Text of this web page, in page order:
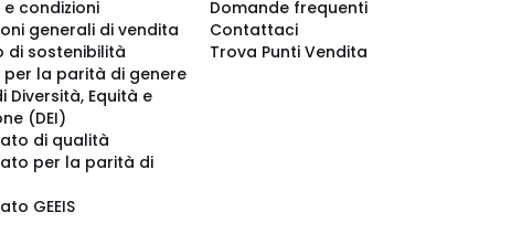
e condizioni
generali di vendita
di sostenibilità
per la parità di genere
Diversità, Equità e
(DEI)
di qualità
per la parità di
GEEIS
Domande frequenti
Contattaci
Trova Punti Vendita